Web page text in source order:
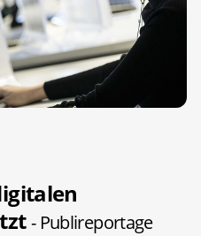
- Publireportage